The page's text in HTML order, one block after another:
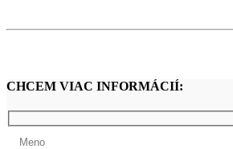
CHCEM VIAC INFORMÁCIÍ: